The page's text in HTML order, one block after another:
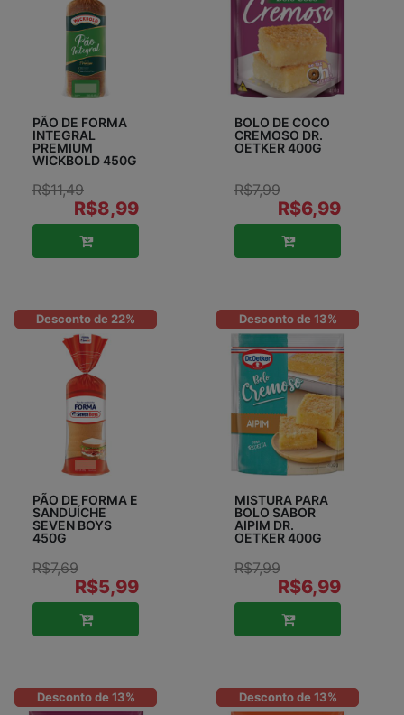
PÃO DE FORMA
INTEGRAL
PREMIUM
WICKBOLD 450G
R$11,49
R$8,99
BOLO DE COCO
CREMOSO DR.
OETKER 400G
R$7,99
R$6,99
Desconto de 22%
PÃO DE FORMA E
SANDUÍCHE
SEVEN BOYS
450G
R$7,69
R$5,99
Desconto de 13%
MISTURA PARA
BOLO SABOR
AIPIM DR.
OETKER 400G
R$7,99
R$6,99
Desconto de 13% Desconto de 13%